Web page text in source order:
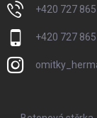
+420 727
+420 727